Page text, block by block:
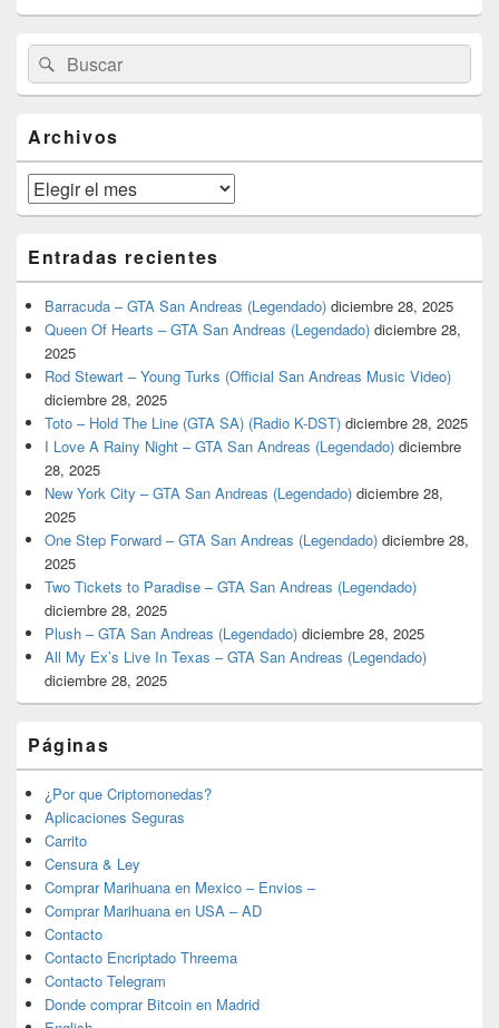
área
de
widget
lateral
primaria
Buscar
por:
Buscar
Archivos
Archivos
Entradas recientes
Barracuda – GTA San Andreas (Legendado) diciembre 28, 2025
Queen Of Hearts – GTA San Andreas (Legendado) diciembre 28,
2025
Rod Stewart – Young Turks (Official San Andreas Music Video)
diciembre 28, 2025
Toto – Hold The Line (GTA SA) (Radio K-DST) diciembre 28, 2025
I Love A Rainy Night – GTA San Andreas (Legendado) diciembre
28, 2025
New York City – GTA San Andreas (Legendado) diciembre 28,
2025
One Step Forward – GTA San Andreas (Legendado) diciembre 28,
2025
Two Tickets to Paradise – GTA San Andreas (Legendado)
diciembre 28, 2025
Plush – GTA San Andreas (Legendado) diciembre 28, 2025
All My Ex’s Live In Texas – GTA San Andreas (Legendado)
diciembre 28, 2025
Páginas
¿Por que Criptomonedas?
Aplicaciones Seguras
Carrito
Censura & Ley
Comprar Marihuana en Mexico – Envios –
Comprar Marihuana en USA – AD
Contacto
Contacto Encriptado Threema
Contacto Telegram
Donde comprar Bitcoin en Madrid